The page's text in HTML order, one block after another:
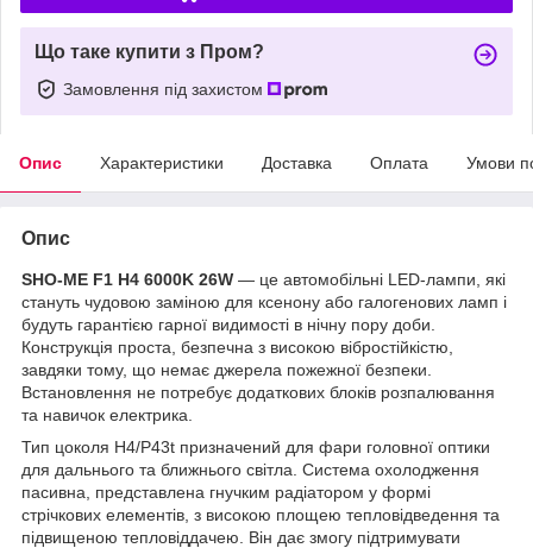
Що таке купити з Пром?
Замовлення під захистом
Опис Характеристики Доставка Оплата Умови
Опис
SHO-ME F1 H4 6000K 26W — це автомобільні LED-лампи, які
стануть чудовою заміною для ксенону або галогенових ламп і
будуть гарантією гарної видимості в нічну пору доби.
Конструкція проста, безпечна з високою вібростійкістю,
завдяки тому, що немає джерела пожежної безпеки.
Встановлення не потребує додаткових блоків розпалювання
та навичок електрика.
Тип цоколя H4/P43t призначений для фари головної оптики
для дальнього та ближнього світла. Система охолодження
пасивна, представлена гнучким радіатором у формі
стрічкових елементів, з високою площею тепловідведення та
підвищеною тепловіддачею. Він дає змогу підтримувати